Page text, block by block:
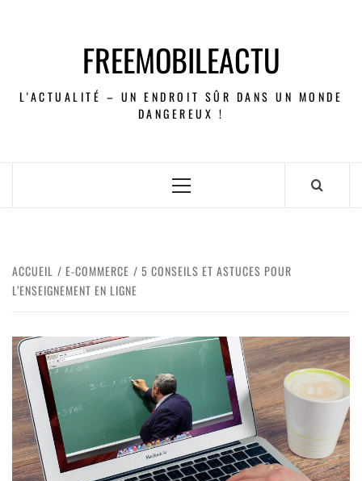
FREEMOBILEACTU
L'ACTUALITÉ – UN ENDROIT SÛR DANS UN MONDE
DANGEREUX !
ACCUEIL E-COMMERCE
5 CONSEILS ET ASTUCES POUR
L’ENSEIGNEMENT EN LIGNE